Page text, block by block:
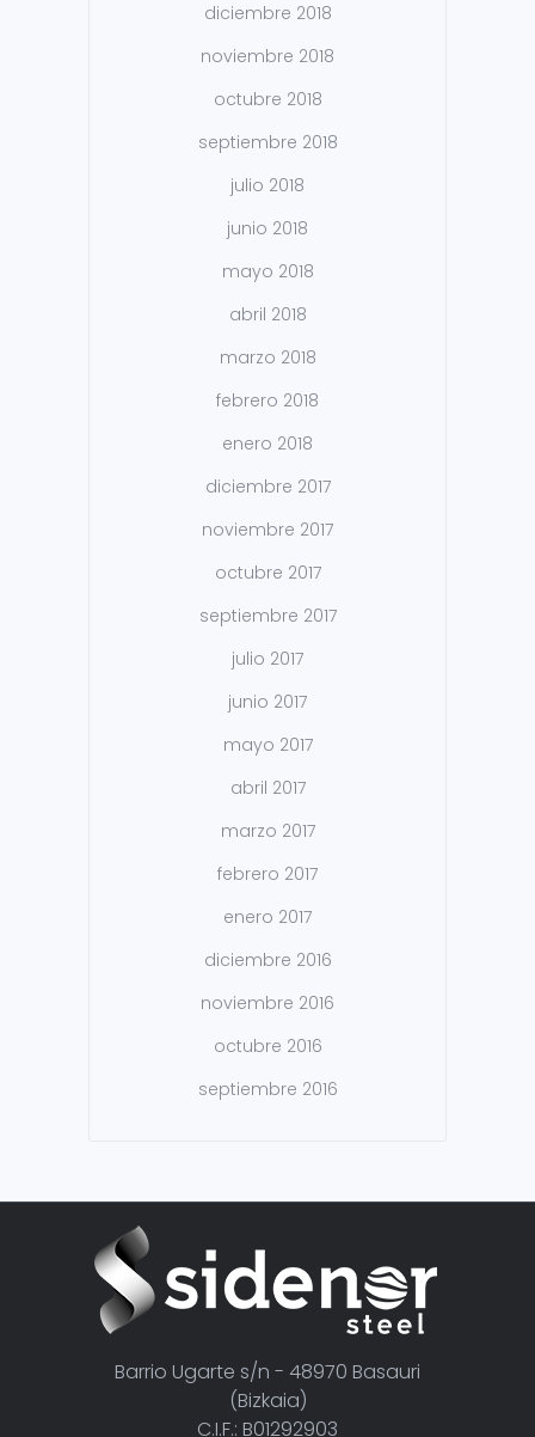
diciembre 2018
noviembre 2018
octubre 2018
septiembre 2018
julio 2018
junio 2018
mayo 2018
abril 2018
marzo 2018
febrero 2018
enero 2018
diciembre 2017
noviembre 2017
octubre 2017
septiembre 2017
julio 2017
junio 2017
mayo 2017
abril 2017
marzo 2017
febrero 2017
enero 2017
diciembre 2016
noviembre 2016
octubre 2016
septiembre 2016
Barrio Ugarte s/n - 48970 Basauri
(Bizkaia)
C.I.F.: B01292903